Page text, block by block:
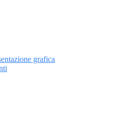
grafica